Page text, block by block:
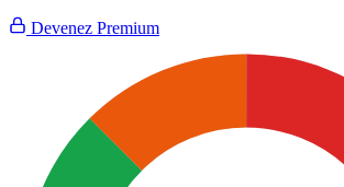
Devenez Premium